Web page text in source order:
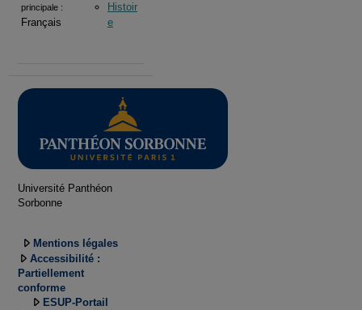
principale :
Français
Histoir
e
Université Panthéon
Sorbonne
Mentions légales
Accessibilité :
Partiellement
conforme
ESUP-Portail